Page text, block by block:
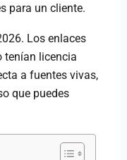
para un cliente.
Los enlaces
tenían licencia
a fuentes vivas,
que puedes